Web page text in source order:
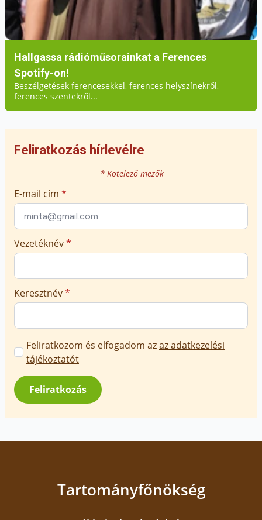
Hallgassa rádióműsorainkat a Ferences
Spotify-on!
Beszélgetések ferencesekkel, ferences helyszínekről,
ferences szentekről...
Feliratkozás hírlevélre
* Kötelező mezők
E-mail cím *
Vezetéknév*
Keresztnév*
Marketing
üzenetek
jóváhagyása
*
Feliratkozom és elfogadom azaz adatkezelési
tájékoztatót
Feliratkozás
Tartományfőnökség